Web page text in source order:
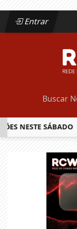
Entrar
NESTE SÁBADO